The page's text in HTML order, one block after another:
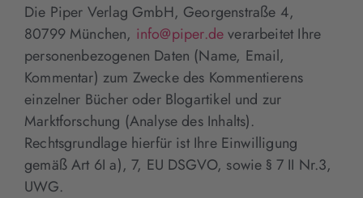
Die Piper Verlag GmbH, Georgenstraße 4,
80799 München, info@piper.deverarbeitet Ihre
personenbezogenen Daten (Name, Email,
Kommentar) zum Zwecke des Kommentierens
einzelner Bücher oder Blogartikel und zur
Marktforschung (Analyse des Inhalts).
Rechtsgrundlage hierfür ist Ihre Einwilligung
gemäß Art 6I a), 7, EU DSGVO, sowie § 7 II Nr.3,
UWG.